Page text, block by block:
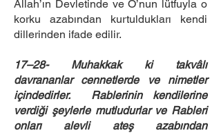
Allah’ın Devletinde ve O’nun lütfuyla o
korku azabından kurtuldukları kendi
dillerinden ifade edilir.
17–28- Muhakkak ki takvâlı
davrananlar cennetlerde ve nimetler
içindedirler. Rablerinin kendilerine
verdiği şeylerle mutludurlar ve Rableri
onları alevli ateş azabından